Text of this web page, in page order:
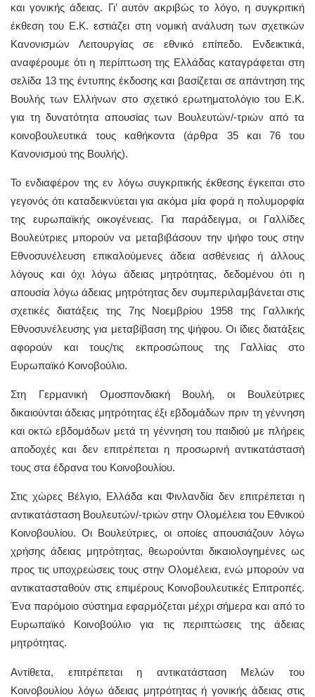
και γονικής άδειας. Γι’ αυτόν ακριβώς το λόγο, η συγκριτική
έκθεση του Ε.Κ. εστιάζει στη νομική ανάλυση των σχετικών
Κανονισμών Λειτουργίας σε εθνικό επίπεδο. Ενδεικτικά,
αναφέρουμε ότι η περίπτωση της Ελλάδας καταγράφεται στη
σελίδα 13 της έντυπης έκδοσης και βασίζεται σε απάντηση της
Βουλής των Ελλήνων στο σχετικό ερωτηματολόγιο του Ε.Κ.
για τη δυνατότητα απουσίας των Βουλευτών/-τριών από τα
κοινοβουλευτικά τους καθήκοντα (άρθρα 35 και 76 του
Κανονισμού της Βουλής).
Το ενδιαφέρον της εν λόγω συγκριτικής έκθεσης έγκειται στο
γεγονός ότι καταδεικνύεται για ακόμα μία φορά η πολυμορφία
της ευρωπαϊκής οικογένειας. Για παράδειγμα, οι Γαλλίδες
Βουλεύτριες μπορούν να μεταβιβάσουν την ψήφο τους στην
Εθνοσυνέλευση επικαλούμενες άδεια ασθένειας ή άλλους
λόγους και όχι λόγω άδειας μητρότητας, δεδομένου ότι η
απουσία λόγω άδειας μητρότητας δεν συμπεριλαμβάνεται στις
σχετικές διατάξεις της 7ης Νοεμβρίου 1958 της Γαλλικής
Εθνοσυνέλευσης για μεταβίβαση της ψήφου. Οι ίδιες διατάξεις
αφορούν και τους/τις εκπροσώπους της Γαλλίας στο
Ευρωπαϊκό Κοινοβούλιο.
Στη Γερμανική Ομοσπονδιακή Βουλή, οι Βουλεύτριες
δικαιούνται άδειας μητρότητας έξι εβδομάδων πριν τη γέννηση
και οκτώ εβδομάδων μετά τη γέννηση του παιδιού με πλήρεις
αποδοχές και δεν επιτρέπεται η προσωρινή αντικατάστασή
τους στα έδρανα του Κοινοβουλίου.
Στις χώρες Βέλγιο, Ελλάδα και Φινλανδία δεν επιτρέπεται η
αντικατάσταση Βουλευτών/-τριών στην Ολομέλεια του Εθνικού
Κοινοβουλίου. Οι Βουλεύτριες, οι οποίες απουσιάζουν λόγω
χρήσης άδειας μητρότητας, θεωρούνται δικαιολογημένες ως
προς τις υποχρεώσεις τους στην Ολομέλεια, ενώ μπορούν να
αντικατασταθούν στις επιμέρους Κοινοβουλευτικές Επιτροπές.
Ένα παρόμοιο σύστημα εφαρμόζεται μέχρι σήμερα και από το
Ευρωπαϊκό Κοινοβούλιο για τις περιπτώσεις της άδειας
μητρότητας.
Αντίθετα, επιτρέπεται η αντικατάσταση Μελών του
Κοινοβουλίου λόγω άδειας μητρότητας ή γονικής άδειας στις